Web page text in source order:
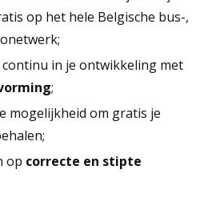
op het hele Belgische bus-,
in je ontwikkeling met
;
mogelijkheid om gratis je
op correcte en stipte